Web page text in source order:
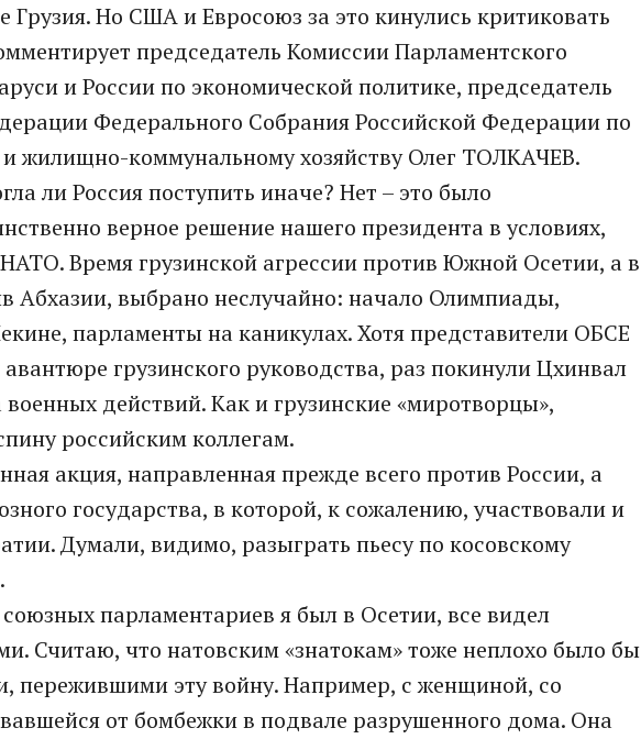
Грузия. Но США и Евросоюз за это кинулись критиковать
председатель Комиссии Парламентского
и России по экономической политике, председатель
Федерального Собрания Российской Федерации по
жилищно-коммунальному хозяйству Олег ТОЛКАЧЕВ.
ли Россия поступить иначе? Нет – это было
верное решение нашего президента в условиях,
Время грузинской агрессии против Южной Осетии, а в
Абхазии, выбрано неслучайно: начало Олимпиады,
парламенты на каникулах. Хотя представители ОБСЕ
грузинского руководства, раз покинули Цхинвал
действий. Как и грузинские «миротворцы»,
российским коллегам.
акция, направленная прежде всего против России, а
государства, в которой, к сожалению, участвовали и
Думали, видимо, разыграть пьесу по косовскому
парламентариев я был в Осетии, все видел
Считаю, что натовским «знатокам» тоже неплохо было бы
пережившими эту войну. Например, с женщиной, со
от бомбежки в подвале разрушенного дома. Она